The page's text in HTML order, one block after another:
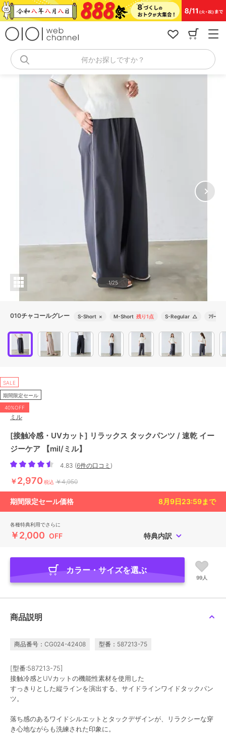
コ
ン
何かお探しですか？
1/25
010チャコールグレー S-Short × M-Short 残り1点 S-Regular △ ﾌﾘｰ
SALE
期間限定セール
40%OFF
ミル
[接触冷感・UVカット] リラックス タックパンツ / 速乾 イー
ジーケア 【mil/ミル】
4.83 (6件の口コミ )
￥2,970 税込 ￥4,950
期間限定セール価格 8月9日23:59まで
各種特典利用でさらに
￥2,000 OFF 特典内訳
カラー・サイズを選ぶ
99人
商品説明
商品番号：CG024-42408 型番：587213-75
[型番:587213-75]
接触冷感とUVカットの機能性素材を使用した
すっきりとした縦ラインを演出する、サイドラインワイドタックパン
ツ。
落ち感のあるワイドシルエットとタックデザインが、リラクシーな穿
き心地ながらも洗練された印象に。